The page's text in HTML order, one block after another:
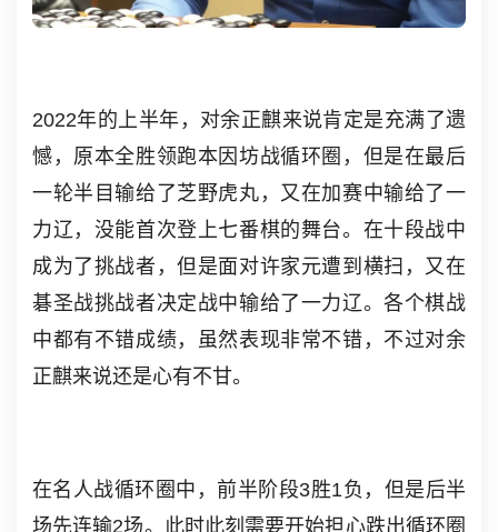
2022年的上半年，对余正麒来说肯定是充满了遗
憾，原本全胜领跑本因坊战循环圈，但是在最后
一轮半目输给了芝野虎丸，又在加赛中输给了一
力辽，没能首次登上七番棋的舞台。在十段战中
成为了挑战者，但是面对许家元遭到横扫，又在
碁圣战挑战者决定战中输给了一力辽。各个棋战
中都有不错成绩，虽然表现非常不错，不过对余
正麒来说还是心有不甘。
在名人战循环圈中，前半阶段3胜1负，但是后半
场先连输2场。此时此刻需要开始担心跌出循环圈